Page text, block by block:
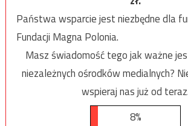
Państwa wsparcie jest niezbędne dla
Fundacji Magna Polonia.
Masz świadomość tego jak ważne
niezależnych ośrodków medialnych?
wspieraj nas już od teraz.
8%